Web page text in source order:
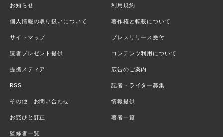
お知らせ 利用規約
個人情報の取り扱いについて 著作権と転載について
サイトマップ プレスリリース受付
読者プレゼント提供 コンテンツ利用について
提携メディア 広告のご案内
RSS 記者・ライター募集
その他、お問い合わせ 情報提供
お詫びと訂正 著者一覧
監修者一覧